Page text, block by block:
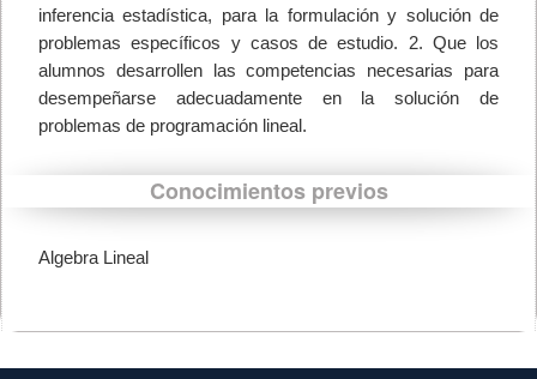
inferencia estadística, para la formulación y solución de
problemas específicos y casos de estudio. 2. Que los
alumnos desarrollen las competencias necesarias para
desempeñarse adecuadamente en la solución de
problemas de programación lineal.
Conocimientos previos
Algebra Lineal